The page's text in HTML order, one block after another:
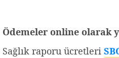
Ödemeler online olarak
Sağlık raporu ücretleri